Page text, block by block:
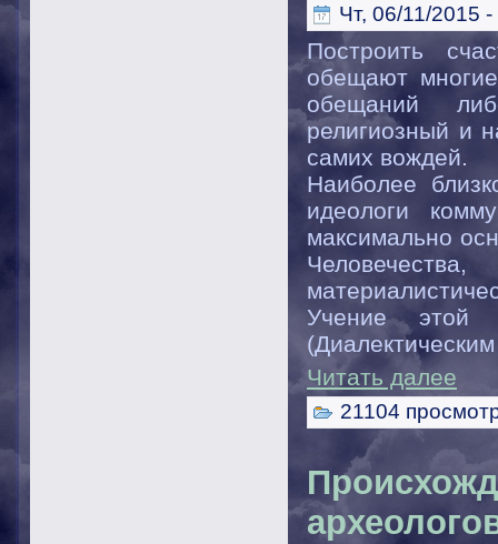
Чт, 06/11/2015
Построить
обещают
обещаний
религиозный и
самих вождей.
Наиболее
идеологи
максимально
Учение этой
Читать далее
21104